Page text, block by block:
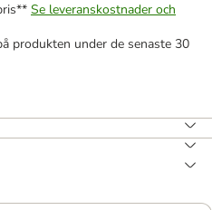
Se leveranskostnader och
produkten under de senaste 30